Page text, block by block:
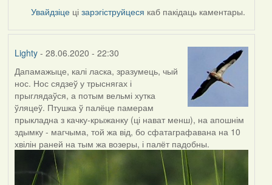
LightyУвайдзіце цізарэгіструйцеся каб пакідаць каментары.
Lighty- 28.06.2020 - 22:30
Дапамажыце, калі ласка, зразумець, чый
нос. Нос сядзеў у трыснягах і
прыглядаўся, а потым вельмі хутка
ўляцеў. Птушка ў палёце памерам
прыкладна з качку-крыжанку (ці нават менш), на апошнім
здымку - магчыма, той жа від, бо сфатаграфавана на 10
хвілін раней на тым жа возеры, і палёт падобны.